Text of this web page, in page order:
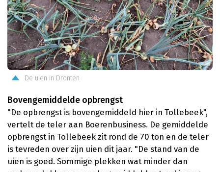
De uien in Dronten
Bovengemiddelde opbrengst
"De opbrengst is bovengemiddeld hier in Tollebeek",
vertelt de teler aan Boerenbusiness. De gemiddelde
opbrengst in Tollebeek zit rond de 70 ton en de teler
is tevreden over zijn uien dit jaar. "De stand van de
uien is goed. Sommige plekken wat minder dan